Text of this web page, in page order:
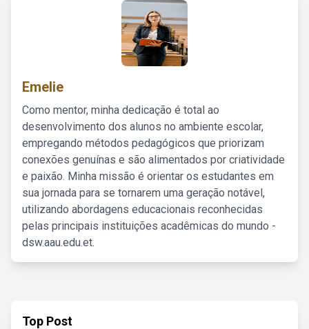
Emelie
Como mentor, minha dedicação é total ao
desenvolvimento dos alunos no ambiente escolar,
empregando métodos pedagógicos que priorizam
conexões genuínas e são alimentados por criatividade
e paixão. Minha missão é orientar os estudantes em
sua jornada para se tornarem uma geração notável,
utilizando abordagens educacionais reconhecidas
pelas principais instituições acadêmicas do mundo -
dsw.aau.edu.et.
Top Post